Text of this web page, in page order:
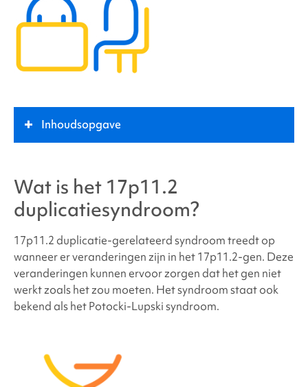
Inhoudsopgave
Sleutelrol
Symptomen
Wat veroorzaakthet 17p11.2
duplicatiesyndroom?
duplicatiesyndroom
Wat is het 17p11.2
duplicatiesyndroom?
17p11.2 duplicatie-gerelateerd syndroom treedt op
wanneer er veranderingen zijn in het 17p11.2-gen. Deze
veranderingen kunnen ervoor zorgen dat het gen niet
werkt zoals het zou moeten. Het syndroom staat ook
bekend als het Potocki-Lupski syndroom.